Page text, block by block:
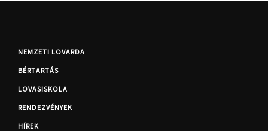
NEMZETI LOVARDA
BÉRTARTÁS
LOVASISKOLA
RENDEZVÉNYEK
HÍREK